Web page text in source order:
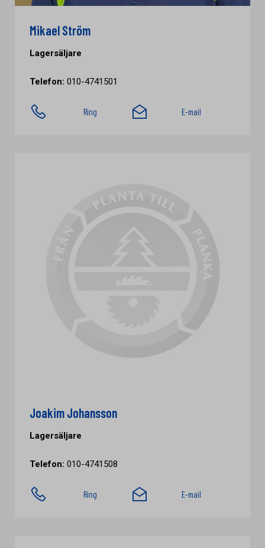
Mikael Ström
Lagersäljare
Telefon: 010-4741501
Ring E-mail
Joakim Johansson
Lagersäljare
Telefon: 010-4741508
Ring E-mail